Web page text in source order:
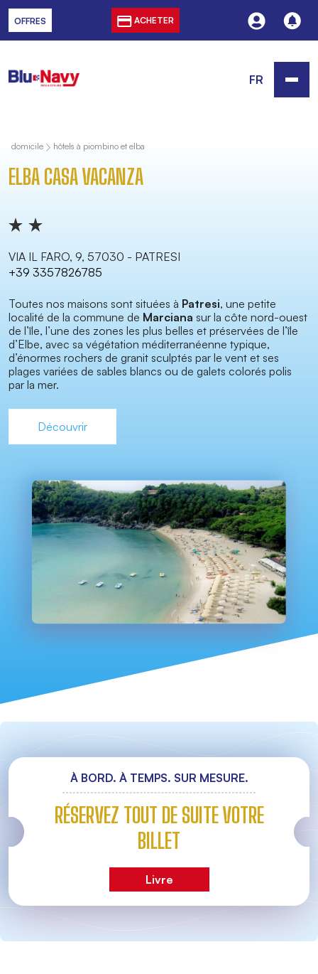
OFFRES ACHETER
FR
domicile hôtels à piombino et elba
ELBA CASA VACANZA
VIA IL FARO, 9, 57030 - PATRESI
+39 3357826785
Toutes nos maisons sont situées à Patresi, une petite
localité de la commune de Marciana sur la côte nord-ouest
de l’île, l’une des zones les plus belles et préservées de l’île
d’Elbe, avec sa végétation méditerranéenne typique,
d’énormes rochers de granit sculptés par le vent et ses
plages variées de sables blancs ou de galets colorés polis
par la mer.
Découvrir
À BORD. À TEMPS. SUR MESURE.
RÉSERVEZ TOUT DE SUITE VOTRE
BILLET
Livre